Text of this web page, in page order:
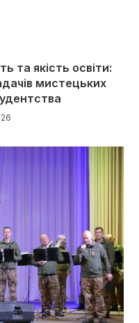
та якість освіти:
мистецьких